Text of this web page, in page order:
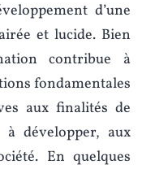
d’une
et lucide. Bien
contribue à
fondamentales
aux finalités de
à développer, aux
En quelques